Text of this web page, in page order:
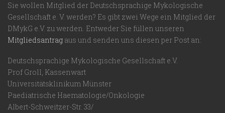
Sie wollen Mitglied der Deutschsprachige Mykologische
Gesellschaft e. V. werden? Es gibt zwei Wege ein Mitglied der
DMykG e.V. zu werden. Entweder Sie füllen unseren
Mitgliedsantrag aus und senden uns diesen per Post an:
Deutschsprachige Mykologische Gesellschaft e.V.
Prof Groll, Kassenwart
Universitätsklinikum Münster
Paediatrische Haematologie/Onkologie
Albert-Schweitzer-Str. 33/